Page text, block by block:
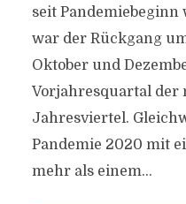
seit Pandemiebeginn
war der Rückgang
Oktober und
Vorjahresquartal der
Jahresviertel.
Pandemie 2020 mit
mehr als einem...